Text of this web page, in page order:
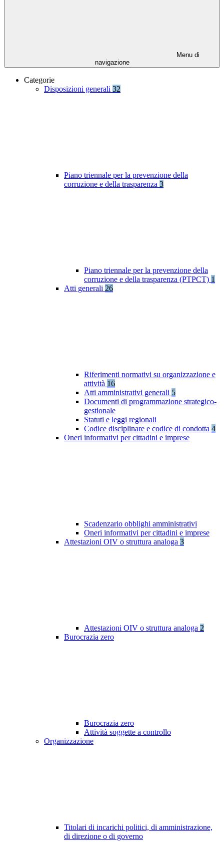
Menu di
navigazione
Categorie
Disposizioni generali 32
Piano triennale per la prevenzione della
corruzione e della trasparenza 3
Piano triennale per la prevenzione della
corruzione e della trasparenza (PTPCT) 1
Atti generali 26
Riferimenti normativi su organizzazione e
attività 16
Atti amministrativi generali 5
Documenti di programmazione strategico-
gestionale
Statuti e leggi regionali
Codice disciplinare e codice di condotta 4
Oneri informativi per cittadini e imprese
Scadenzario obblighi amministrativi
Oneri informativi per cittadini e imprese
Attestazioni OIV o struttura analoga 3
Attestazioni OIV o struttura analoga 2
Burocrazia zero
Burocrazia zero
Attività soggette a controllo
Organizzazione
Titolari di incarichi politici, di amministrazione,
di direzione o di governo